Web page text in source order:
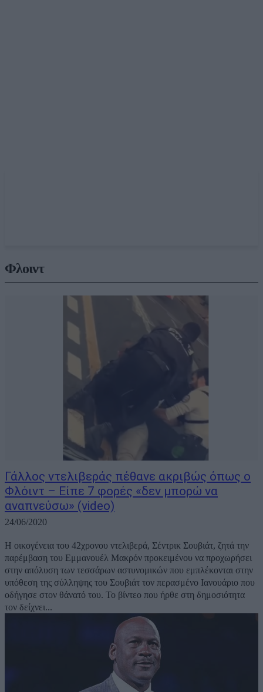
Φλοιντ
Γάλλος ντελιβεράς πέθανε ακριβώς όπως ο
Φλόιντ – Είπε 7 φορές «δεν μπορώ να
αναπνεύσω» (video)
24/06/2020
Η οικογένεια του 42χρονου ντελιβερά, Σέντρικ Σουβιάτ, ζητά την
παρέμβαση του Εμμανουέλ Μακρόν προκειμένου να προχωρήσει
στην απόλυση των τεσσάρων αστυνομικών που εμπλέκονται στην
υπόθεση της σύλληψης του Σουβιάτ τον περασμένο Ιανουάριο που
οδήγησε στον θάνατό του. Το βίντεο που ήρθε στη δημοσιότητα
τον δείχνει...